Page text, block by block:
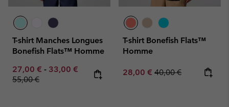
T-shirt Manches Longues
Bonefish Flats™ Homme
Minimum sale price:
27,00 € - Maximum sale price:
33,00 € Regular price:
55,00 €
T-shirt Bonefish Flats™
Homme
Sale price:
28,00 € Regular price:
40,00 €